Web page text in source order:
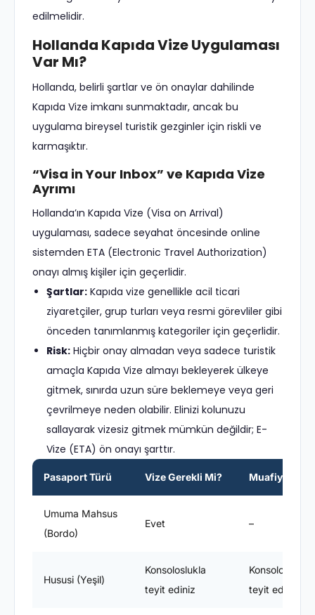
edilmelidir.
Hollanda Kapıda Vize Uygulaması
Var Mı?
Hollanda, belirli şartlar ve ön onaylar dahilinde
Kapıda Vize imkanı sunmaktadır, ancak bu
uygulama bireysel turistik gezginler için riskli ve
karmaşıktır.
“Visa in Your Inbox” ve Kapıda Vize
Ayrımı
Hollanda’ın Kapıda Vize (Visa on Arrival)
uygulaması, sadece seyahat öncesinde online
sistemden ETA (Electronic Travel Authorization)
onayı almış kişiler için geçerlidir.
Şartlar: Kapıda vize genellikle acil ticari
ziyaretçiler, grup turları veya resmi görevliler gibi
önceden tanımlanmış kategoriler için geçerlidir.
Risk: Hiçbir onay almadan veya sadece turistik
amaçla Kapıda Vize almayı bekleyerek ülkeye
gitmek, sınırda uzun süre beklemeye veya geri
çevrilmeye neden olabilir. Elinizi kolunuzu
sallayarak vizesiz gitmek mümkün değildir; E-
Vize (ETA) ön onayı şarttır.
Pasaport Türü Vize Gerekli Mi? Muafiyet
Umuma Mahsus
(Bordo)
Evet –
Hususi (Yeşil)
Konsoloslukla
teyit ediniz
Konsoloslukla
teyit ediniz